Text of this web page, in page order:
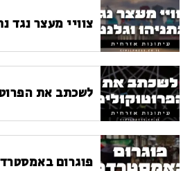
צוויי מעצר נגד
לשכתב את
פוגרום